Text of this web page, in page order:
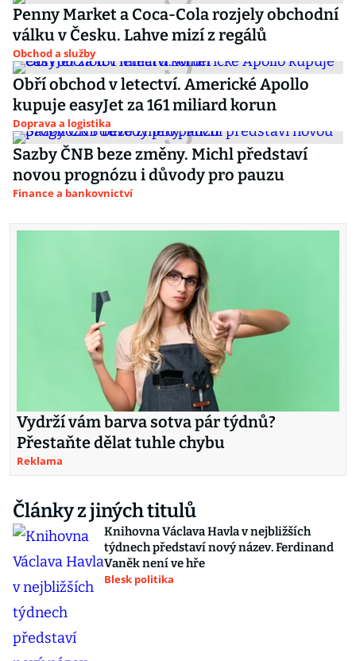
Penny Market a Coca-Cola rozjely obchodní
válku v Česku. Lahve mizí z regálů
Obchod a služby
Obří obchod v letectví. Americké Apollo
kupuje easyJet za 161 miliard korun
Doprava a logistika
Sazby ČNB beze změny. Michl představí
novou prognózu i důvody pro pauzu
Finance a bankovnictví
Vydrží vám barva sotva pár týdnů?
Přestaňte dělat tuhle chybu
Reklama
Články z jiných titulů
Knihovna Václava Havla v nejbližších
týdnech představí nový název. Ferdinand
Vaněk není ve hře
Blesk politika